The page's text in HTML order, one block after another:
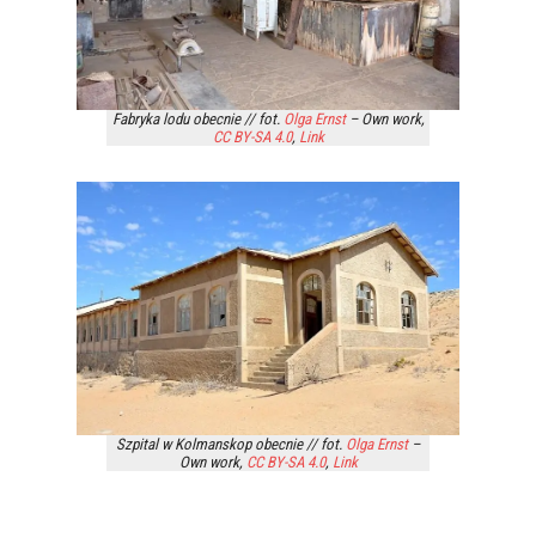
Fabryka lodu obecnie // fot. Olga Ernst– Own work,
CC BY-SA 4.0, Link
Szpital w Kolmanskop obecnie // fot. Olga Ernst–
Own work, CC BY-SA 4.0, Link